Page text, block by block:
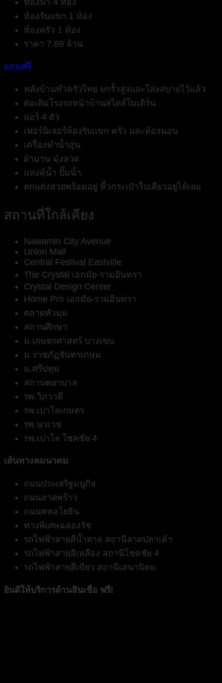
ห้องรับแขก 1 ห้อง
ห้องครัว 1 ห้อง
ราคา 7.69 ล้าน
แถมฟรี
หลังบ้านทำครัวไทย ยกรั้วสูงและโล่งสบายไว้แล้ว
ต่อเติมโรงรถหน้าบ้านสไตล์โมเดิร์น
แอร์ 4 ตัว
เฟอร์นิเจอร์ห้องรับแขก ครัว และห้องนอน
เครื่องทำน้ำอุ่น
ผ้าม่าน มุ้งลวด
แทงค์น้ำ ปั๊มน้ำ
ตกแต่งสวยพร้อมอยู่ หิ้วกระเป๋าใบเดียวอยู่ได้เลย
สถานที่ใกล้เคียง
Nawamin City Avenue
Union Mall
Central Festival Eastville
The Crystal เอกมัย-รามอินทรา
Crystal Design Center
Home Pro เอกมัย-รามอินทรา
ตลาดหัวมุม
สถานศึกษา
ม.เกษตรศาสตร์ บางเขน
ม.ราชภัฏจันทรเกษม
ม.ศรีปทุม
สถานพยาบาล
รพ.วิภาวดี
รพ.เปาโลเกษตร
รพ.นวเวช
รพ.เปาโล โชคชัย 4
เส้นทางคมนาคม
ถนนประเสริฐมนูกิจ
ถนนลาดพร้าว
ถนนพหลโยธิน
ทางพิเศษฉลองรัช
รถไฟฟ้าสายสีน้ำตาล สถานีลาดปลาเค้า
รถไฟฟ้าสายสีเหลือง สถานีโชคชัย 4
รถไฟฟ้าสายสีเขียว สถานีเสนานิคม
ยินดีให้บริการด้านสินเชื่อ ฟรี!